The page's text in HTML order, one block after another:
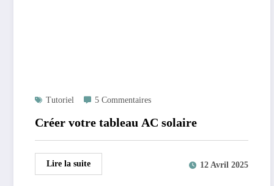
Tutoriel 5 Commentaires
Créer votre tableau AC solaire
Lire la suite 12 Avril 2025